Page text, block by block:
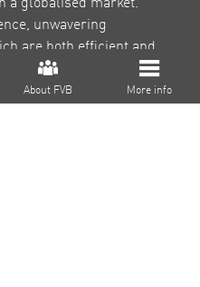
About FVB More info
a globalised market.
unwavering
are both efficient and
impact,
and create profitability